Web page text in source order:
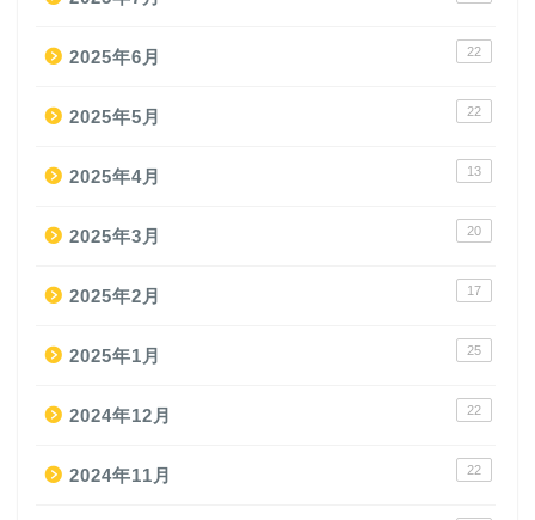
2025年6月 22
2025年5月 22
2025年4月 13
2025年3月 20
2025年2月 17
2025年1月 25
2024年12月 22
2024年11月 22